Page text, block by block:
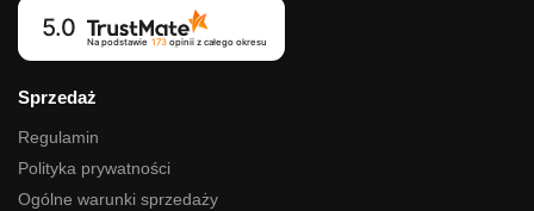
5.0
Na podstawie 173opinii z całego okresu
Sprzedaż
Regulamin
Polityka prywatności
Ogólne warunki sprzedaży